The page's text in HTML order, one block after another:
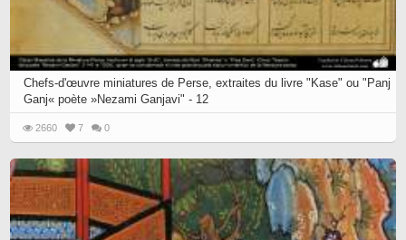
Chefs-d'œuvre miniatures de Perse, extraites du livre "Kase" ou "Panj
Ganj« poète »Nezami Ganjavi" - 12
2660 7 0